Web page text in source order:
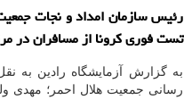
تست فوری کرونا از مسافران در
به گزارش آزمایشگاه رادین به نقل
رسانی جمعیت هلال احمر؛ مهدی